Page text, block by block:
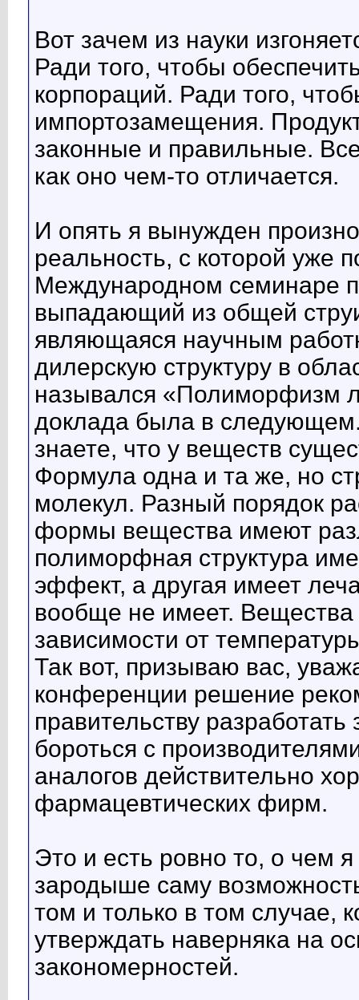
Вот зачем из науки
Ради того, чтобы
корпораций. Ради того,
импортозамещения.
законные и правильные.
как оно чем-то отличается.
И опять я вынужден
реальность, с которой уже
Международном семинаре
выпадающий из общей
являющаяся научным
дилерскую структуру в
назывался «Полиморфизм
доклада была в
знаете, что у веществ
Формула одна и та же, но
молекул. Разный порядок
формы вещества имеют
полиморфная структура
эффект, а другая имеет
вообще не имеет. Вещества
зависимости от
Так вот, призываю вас,
конференции решение
правительству
бороться с
аналогов действительно
фармацевтических фирм.
Это и есть ровно то, о чем
зародыше саму
том и только в том случае,
утверждать наверняка на
закономерностей.